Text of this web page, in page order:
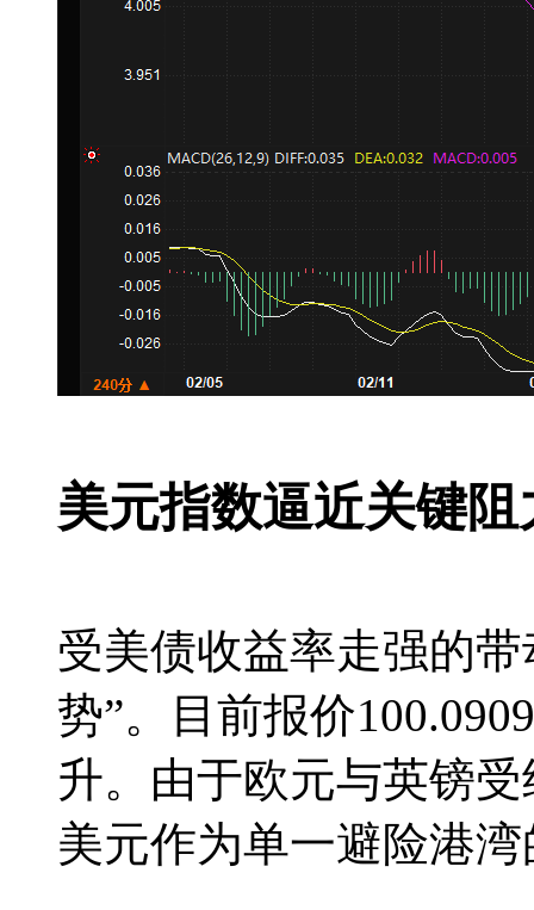
美元指数逼近关键
受美债收益率走强的
势”。目前报价
升。由于欧元与英镑
美元作为单一避险港